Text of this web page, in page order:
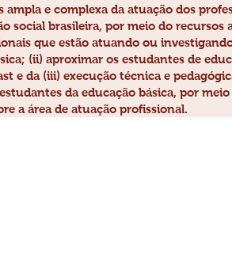
ampla e complexa da atuação dos
social brasileira, por meio do
que estão atuando ou
(ii) aproximar os estudantes de
e da (iii) execução técnica e
da educação básica, por
a área de atuação profissional.